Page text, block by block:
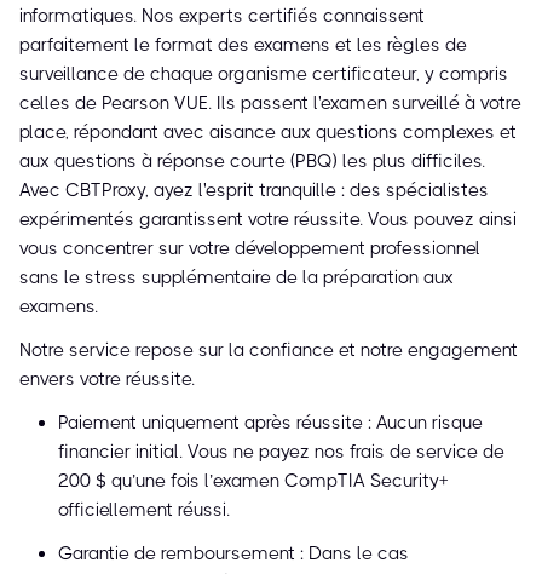
informatiques. Nos experts certifiés connaissent
parfaitement le format des examens et les règles de
surveillance de chaque organisme certificateur, y compris
celles de Pearson VUE. Ils passent l'examen surveillé à votre
place, répondant avec aisance aux questions complexes et
aux questions à réponse courte (PBQ) les plus difficiles.
Avec CBTProxy, ayez l'esprit tranquille : des spécialistes
expérimentés garantissent votre réussite. Vous pouvez ainsi
vous concentrer sur votre développement professionnel
sans le stress supplémentaire de la préparation aux
examens.
Notre service repose sur la confiance et notre engagement
envers votre réussite.
Paiement uniquement après réussite : Aucun risque
financier initial. Vous ne payez nos frais de service de
200 $ qu’une fois l’examen CompTIA Security+
officiellement réussi.
Garantie de remboursement : Dans le cas